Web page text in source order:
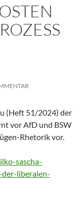
(Heft 51/2024) der
vor AfD und BSW
Rhetorik vor.
sascha-
liberalen-